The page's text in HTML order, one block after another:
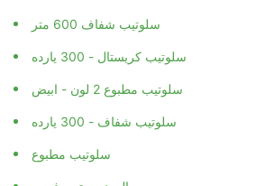
سلوتيب شفاف 600 متر
سلوتيب كريستال - 300 يارده
سلوتيب مطبوع 2 لون - ابيض
سلوتيب شفاف - 300 يارده
سلوتيب مطبوع